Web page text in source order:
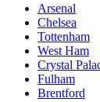
Arsenal
Chelsea
Tottenham
West Ham
Crystal
Fulham
Brentford